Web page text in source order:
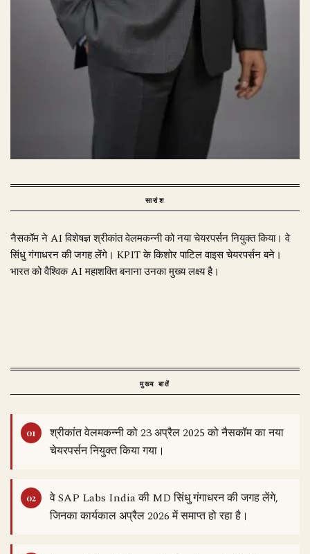
सारांश
नैसकॉम ने AI विशेषज्ञ श्रीकांत वेलमकन्नी को नया चेयरपर्सन नियुक्त किया। वे
सिंधु गंगाधरन की जगह लेंगे। KPIT के किशोर पाटिल वाइस चेयरपर्सन बने।
भारत को वैश्विक AI महाशक्ति बनाना उनका मुख्य लक्ष्य है।
मुख्य बातें
श्रीकांत वेलमकन्नी को 23 अप्रैल 2025 को नैसकॉम का नया
चेयरपर्सन नियुक्त किया गया।
वे SAP Labs India की MD सिंधु गंगाधरन की जगह लेंगे,
जिनका कार्यकाल अप्रैल 2026 में समाप्त हो रहा है।